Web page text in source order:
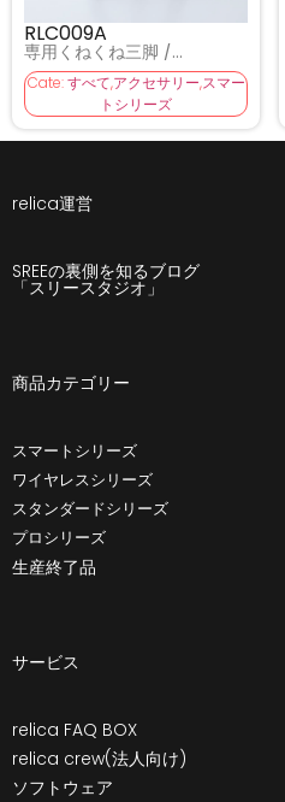
RLC009A
専用くねくね三脚 /
RLC009A
Cate:すべて,アクセサリー,スマー
トシリーズ
relica運営
SREEの裏側を知るブログ
「スリースタジオ」
商品カテゴリー
スマートシリーズ
ワイヤレスシリーズ
スタンダードシリーズ
プロシリーズ
生産終了品
サービス
relica FAQ BOX
relica crew(法人向け)
ソフトウェア